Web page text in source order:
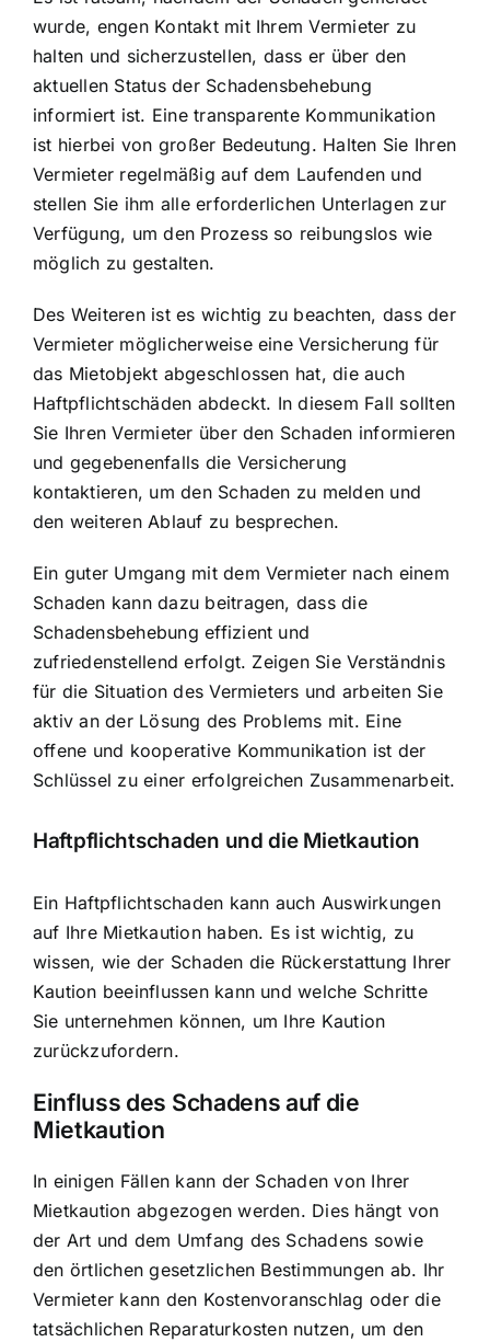
wurde, engen Kontakt mit Ihrem Vermieter zu
halten und sicherzustellen, dass er über den
aktuellen Status der Schadensbehebung
informiert ist. Eine transparente Kommunikation
ist hierbei von großer Bedeutung. Halten Sie Ihren
Vermieter regelmäßig auf dem Laufenden und
stellen Sie ihm alle erforderlichen Unterlagen zur
Verfügung, um den Prozess so reibungslos wie
möglich zu gestalten.
Des Weiteren ist es wichtig zu beachten, dass der
Vermieter möglicherweise eine Versicherung für
das Mietobjekt abgeschlossen hat, die auch
Haftpflichtschäden abdeckt. In diesem Fall sollten
Sie Ihren Vermieter über den Schaden informieren
und gegebenenfalls die Versicherung
kontaktieren, um den Schaden zu melden und
den weiteren Ablauf zu besprechen.
Ein guter Umgang mit dem Vermieter nach einem
Schaden kann dazu beitragen, dass die
Schadensbehebung effizient und
zufriedenstellend erfolgt. Zeigen Sie Verständnis
für die Situation des Vermieters und arbeiten Sie
aktiv an der Lösung des Problems mit. Eine
offene und kooperative Kommunikation ist der
Schlüssel zu einer erfolgreichen Zusammenarbeit.
Haftpflichtschaden und die Mietkaution
Ein Haftpflichtschaden kann auch Auswirkungen
auf Ihre Mietkaution haben. Es ist wichtig, zu
wissen, wie der Schaden die Rückerstattung Ihrer
Kaution beeinflussen kann und welche Schritte
Sie unternehmen können, um Ihre Kaution
zurückzufordern.
Einfluss des Schadens auf die
Mietkaution
In einigen Fällen kann der Schaden von Ihrer
Mietkaution abgezogen werden. Dies hängt von
der Art und dem Umfang des Schadens sowie
den örtlichen gesetzlichen Bestimmungen ab. Ihr
Vermieter kann den Kostenvoranschlag oder die
tatsächlichen Reparaturkosten nutzen, um den